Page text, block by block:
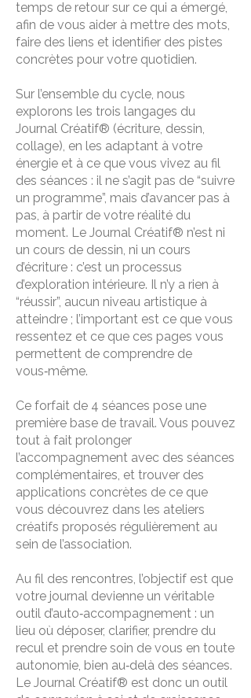
temps de retour sur ce qui a émergé,
afin de vous aider à mettre des mots,
faire des liens et identifier des pistes
concrètes pour votre quotidien.
Sur l’ensemble du cycle, nous
explorons les trois langages du
Journal Créatif® (écriture, dessin,
collage), en les adaptant à votre
énergie et à ce que vous vivez au fil
des séances : il ne s’agit pas de “suivre
un programme”, mais d’avancer pas à
pas, à partir de votre réalité du
moment. Le Journal Créatif® n’est ni
un cours de dessin, ni un cours
d’écriture : c’est un processus
d’exploration intérieure. Il n’y a rien à
“réussir”, aucun niveau artistique à
atteindre ; l’important est ce que vous
ressentez et ce que ces pages vous
permettent de comprendre de
vous‑même.
Ce forfait de 4 séances pose une
première base de travail. Vous pouvez
tout à fait prolonger
l’accompagnement avec des séances
complémentaires, et trouver des
applications concrètes de ce que
vous découvrez dans les ateliers
créatifs proposés régulièrement au
sein de l’association.
Au fil des rencontres, l’objectif est que
votre journal devienne un véritable
outil d’auto‑accompagnement : un
lieu où déposer, clarifier, prendre du
recul et prendre soin de vous en toute
autonomie, bien au‑delà des séances.
Le Journal Créatif® est donc un outil